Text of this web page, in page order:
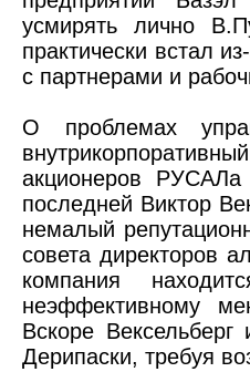
усмирять лично
практически встал
с партнерами и
О проблемах
акционеров
последней Виктор
немалый
совета директоров
компания
неэффективному
Вскоре
Дерипаски, требуя